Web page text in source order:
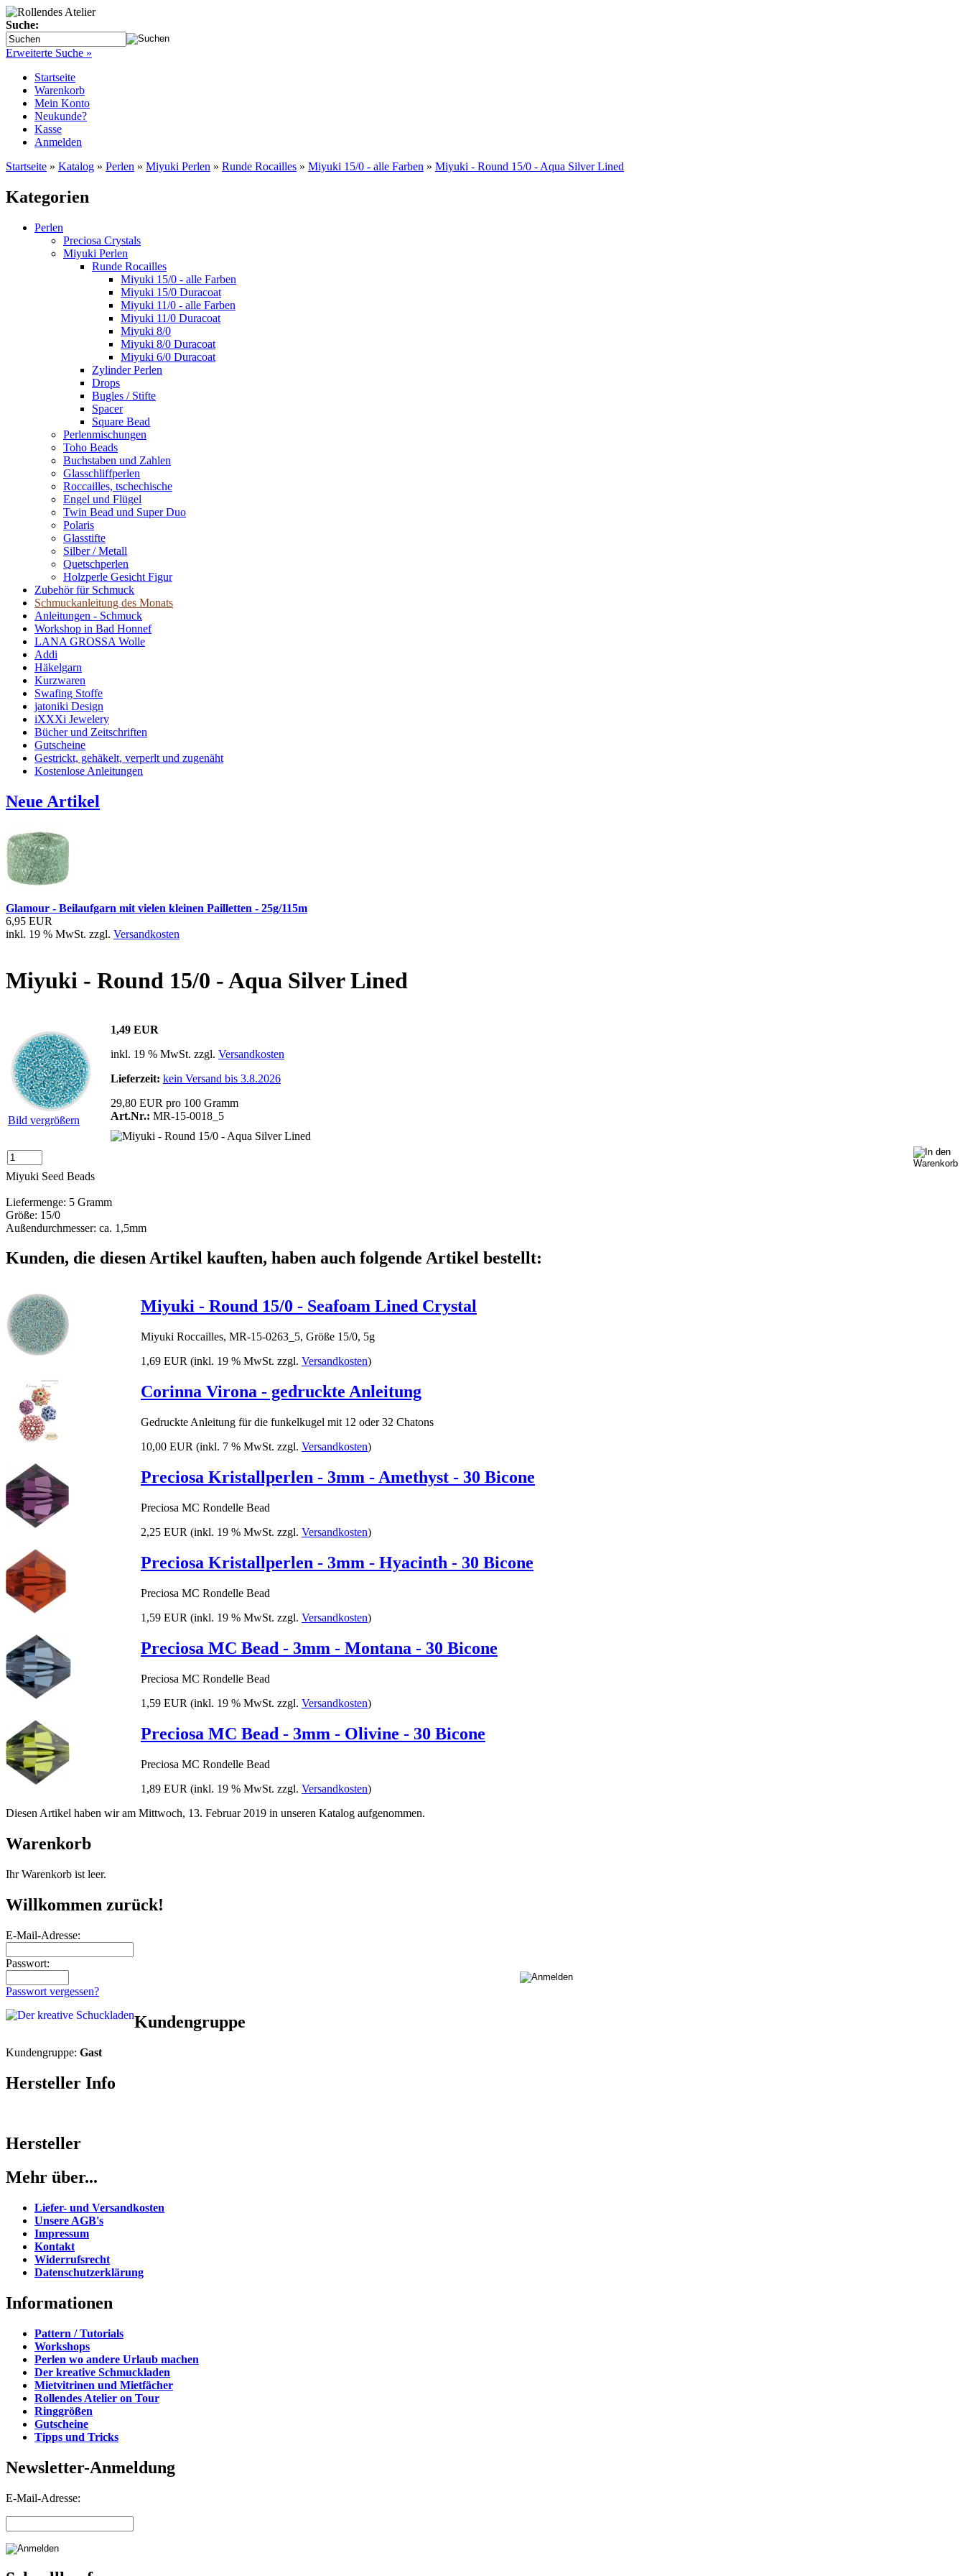
Suche:
Erweiterte Suche »
Startseite
Warenkorb
Mein Konto
Neukunde?
Kasse
Anmelden
Startseite » Katalog » Perlen » Miyuki Perlen » Runde Rocailles » Miyuki 15/0 - alle Farben » Miyuki - Round 15/0 - Aqua Silver Lined
Kategorien
Perlen
Preciosa Crystals
Miyuki Perlen
Runde Rocailles
Miyuki 15/0 - alle Farben
Miyuki 15/0 Duracoat
Miyuki 11/0 - alle Farben
Miyuki 11/0 Duracoat
Miyuki 8/0
Miyuki 8/0 Duracoat
Miyuki 6/0 Duracoat
Zylinder Perlen
Drops
Bugles / Stifte
Spacer
Square Bead
Perlenmischungen
Toho Beads
Buchstaben und Zahlen
Glasschliffperlen
Roccailles, tschechische
Engel und Flügel
Twin Bead und Super Duo
Polaris
Glasstifte
Silber / Metall
Quetschperlen
Holzperle Gesicht Figur
Zubehör für Schmuck
Schmuckanleitung des Monats
Anleitungen - Schmuck
Workshop in Bad Honnef
LANA GROSSA Wolle
Addi
Häkelgarn
Kurzwaren
Swafing Stoffe
jatoniki Design
iXXXi Jewelery
Bücher und Zeitschriften
Gutscheine
Gestrickt, gehäkelt, verperlt und zugenäht
Kostenlose Anleitungen
Neue Artikel
Glamour - Beilaufgarn mit vielen kleinen Pailletten - 25g/115m
6,95 EUR
inkl. 19 % MwSt. zzgl. Versandkosten
Miyuki - Round 15/0 - Aqua Silver Lined
Bild vergrößern
1,49 EUR
inkl. 19 % MwSt. zzgl. Versandkosten
Lieferzeit: kein Versand bis 3.8.2026
29,80 EUR pro 100 Gramm
Art.Nr.: MR-15-0018_5
Miyuki Seed Beads
Liefermenge: 5 Gramm
Größe: 15/0
Außendurchmesser: ca. 1,5mm
Kunden, die diesen Artikel kauften, haben auch folgende Artikel bestellt:
Miyuki - Round 15/0 - Seafoam Lined Crystal
Miyuki Roccailles, MR-15-0263_5, Größe 15/0, 5g
1,69 EUR (inkl. 19 % MwSt. zzgl. Versandkosten)
Corinna Virona - gedruckte Anleitung
Gedruckte Anleitung für die funkelkugel mit 12 oder 32 Chatons
10,00 EUR (inkl. 7 % MwSt. zzgl. Versandkosten)
Preciosa Kristallperlen - 3mm - Amethyst - 30 Bicone
Preciosa MC Rondelle Bead
2,25 EUR (inkl. 19 % MwSt. zzgl. Versandkosten)
Preciosa Kristallperlen - 3mm - Hyacinth - 30 Bicone
Preciosa MC Rondelle Bead
1,59 EUR (inkl. 19 % MwSt. zzgl. Versandkosten)
Preciosa MC Bead - 3mm - Montana - 30 Bicone
Preciosa MC Rondelle Bead
1,59 EUR (inkl. 19 % MwSt. zzgl. Versandkosten)
Preciosa MC Bead - 3mm - Olivine - 30 Bicone
Preciosa MC Rondelle Bead
1,89 EUR (inkl. 19 % MwSt. zzgl. Versandkosten)
Diesen Artikel haben wir am Mittwoch, 13. Februar 2019 in unseren Katalog aufgenommen.
Warenkorb
Ihr Warenkorb ist leer.
Willkommen zurück!
E-Mail-Adresse:
Passwort:
Passwort vergessen?
Kundengruppe
Kundengruppe: Gast
Hersteller Info
Hersteller
Mehr über...
Liefer- und Versandkosten
Unsere AGB's
Impressum
Kontakt
Widerrufsrecht
Datenschutzerklärung
Informationen
Pattern / Tutorials
Workshops
Perlen wo andere Urlaub machen
Der kreative Schmuckladen
Mietvitrinen und Mietfächer
Rollendes Atelier on Tour
Ringgrößen
Gutscheine
Tipps und Tricks
Newsletter-Anmeldung
E-Mail-Adresse: